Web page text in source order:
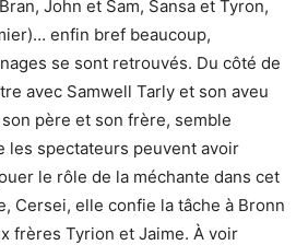
John et Sam, Sansa et Tyron,
enfin bref beaucoup,
se sont retrouvés. Du côté de
avec Samwell Tarly et son aveu
père et son frère, semble
les spectateurs peuvent avoir
le rôle de la méchante dans cet
Cersei, elle confie la tâche à Bronn
frères Tyrion et Jaime. À voir